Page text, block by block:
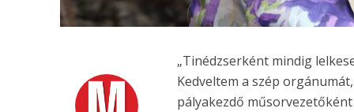
„Tinédzserként mindig
Kedveltem a szép
pályakezdő